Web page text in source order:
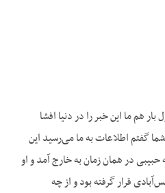
هم ما این خبر را در دنیا افشا
گفتم اطلاعات به ما می‌رسید این
حبیبی در همان زمان به خارج آمد و او
قرار گرفته بود و از چه